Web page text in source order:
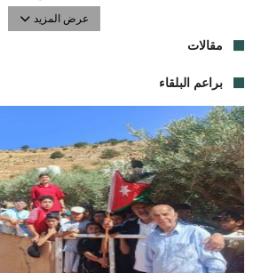
عرض المزيد
مقالات
براعم البلقاء